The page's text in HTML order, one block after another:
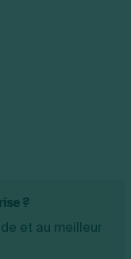
?
et au meilleur